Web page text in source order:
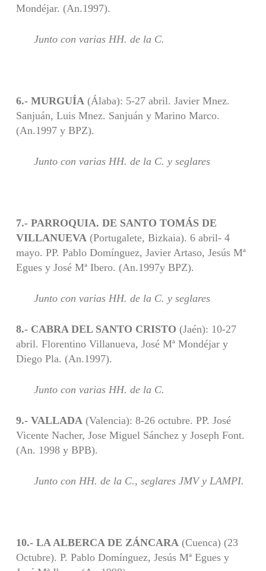
Mondéjar. (An.1997).
Junto con varias HH. de la C.
6.- MURGUÍA (Álaba): 5-27 abril. Javier Mnez.
Sanjuán, Luis Mnez. Sanjuán y Marino Marco.
(An.1997 y BPZ).
Junto con varias HH. de la C. y seglares
7.- PARROQUIA. DE SANTO TOMÁS DE
VILLANUEVA (Portugalete, Bizkaia). 6 abril- 4
mayo. PP. Pablo Domínguez, Javier Artaso, Jesús Mª
Egues y José Mª Ibero. (An.1997y BPZ).
Junto con varias HH. de la C. y seglares
8.- CABRA DEL SANTO CRISTO (Jaén): 10-27
abril. Florentino Villanueva, José Mª Mondéjar y
Diego Pla. (An.1997).
Junto con varias HH. de la C.
9.- VALLADA (Valencia): 8-26 octubre. PP. José
Vicente Nacher, Jose Miguel Sánchez y Joseph Font.
(An. 1998 y BPB).
Junto con HH. de la C., seglares JMV y LAMPI.
10.- LA ALBERCA DE ZÁNCARA (Cuenca) (23
Octubre). P. Pablo Domínguez, Jesús Mª Egues y